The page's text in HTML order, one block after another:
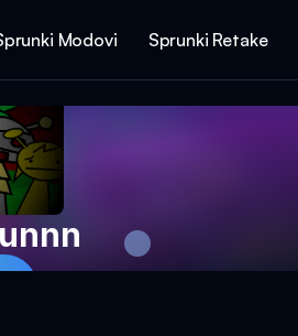
Modovi Sprunki Retake